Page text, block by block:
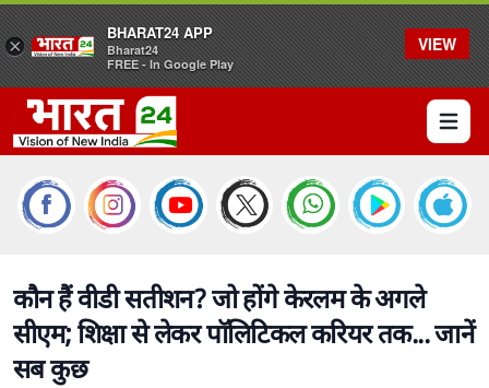
Open
कौन हैं वीडी सतीशन? जो होंगे केरलम के अगले
सीएम; शिक्षा से लेकर पॉलिटिकल करियर तक... जानें
सब कुछ
×
BHARAT24 APP
Bharat24
FREE - In Google Play
VIEW